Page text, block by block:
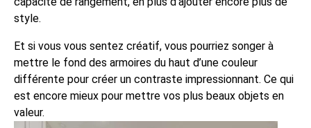
style.
Et si vous vous sentez créatif, vous pourriez songer à
mettre le fond des armoires du haut d’une couleur
différente pour créer un contraste impressionnant. Ce qui
est encore mieux pour mettre vos plus beaux objets en
valeur.